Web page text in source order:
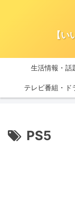
【
生活情報・話
テレビ番組・ド
PS5